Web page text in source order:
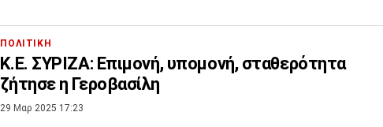
ΠΟΛΙΤΙΚΗ
Κ.Ε. ΣΥΡΙΖΑ: Επιμονή, υπομονή, σταθερότητα
ζήτησε η Γεροβασίλη
29 Μαρ 2025 17:23